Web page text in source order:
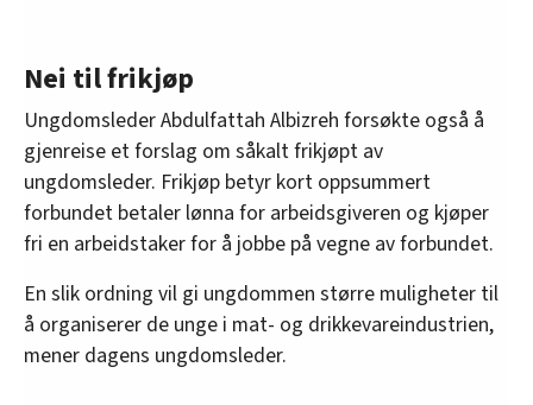
Nei til frikjøp
Ungdomsleder Abdulfattah Albizreh forsøkte også å
gjenreise et forslag om såkalt frikjøpt av
ungdomsleder. Frikjøp betyr kort oppsummert
forbundet betaler lønna for arbeidsgiveren og kjøper
fri en arbeidstaker for å jobbe på vegne av forbundet.
En slik ordning vil gi ungdommen større muligheter til
å organiserer de unge i mat- og drikkevareindustrien,
mener dagens ungdomsleder.